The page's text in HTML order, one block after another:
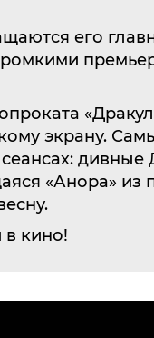
его
экрану.
«Анора» из
в кино!